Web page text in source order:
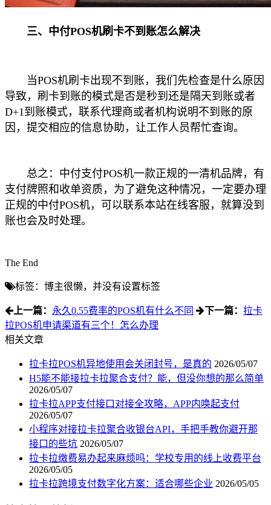
三、中付POS机刷卡不到账怎么解决
当POS机刷卡出现不到账，我们先检查是什么原因
导致，刷卡到账的模式是否是秒到还是隔天到账或者
D+1到账模式，联系代理商或者机构说明不到账的原
因，提交相应的信息协助，让工作人员帮忙查询。
总之：中付支付POS机一款正规的一清机品牌，有
支付牌照和收单资质，为了避免这种情况，一定要办理
正规的中付POS机，可以联系本站在线客服，就算没到
账也会及时处理。
The End
标签：博主很懒，并没有设置标签
上一篇： 永久0.55费率的POS机有什么不同 下一篇： 拉卡
拉POS机申请渠道有三个！怎么办理
相关文章
拉卡拉POS机异地使用会关闭封号，是真的 2026/05/07
H5能不能接拉卡拉聚合支付？能，但没你想的那么简单
2026/05/07
拉卡拉APP支付接口对接全攻略，APP内唤起支付
2026/05/07
小程序对接拉卡拉聚合收银台API，手把手教你避开那
接口的些坑 2026/05/07
拉卡拉缴费易办起来麻烦吗：学校专用的线上收费平台
2026/05/05
拉卡拉跨境支付数字化方案：适合哪些企业 2026/05/05